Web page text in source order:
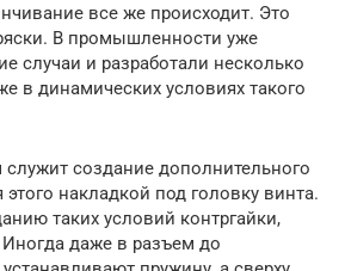
все же происходит. Это
В промышленности уже
случаи и разработали несколько
в динамических условиях такого
создание дополнительного
накладкой под головку винта.
таких условий контргайки,
даже в разъем до